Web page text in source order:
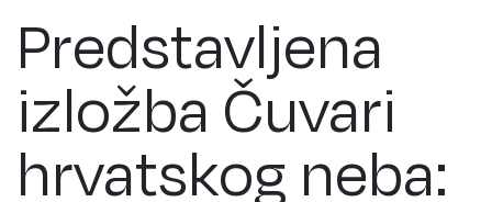
Predstavljena
izložba Čuvari
hrvatskog neba: